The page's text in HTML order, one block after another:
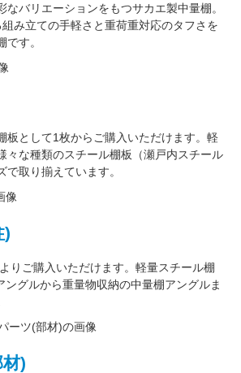
なバリエーションをもつサカエ製中量棚。
み立ての手軽さと重荷重対応のタフさを
す。
板 として1枚からご購入いただけます。軽
々な種類のスチール棚板（瀬戸内スチール
で取り揃えています。
)
りご購入いただけます。軽量スチール棚
ングルから重量物収納の中量棚アングルま
)